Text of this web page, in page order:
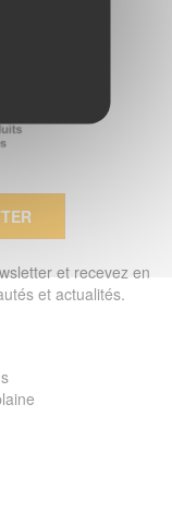
et recevez en
et actualités.